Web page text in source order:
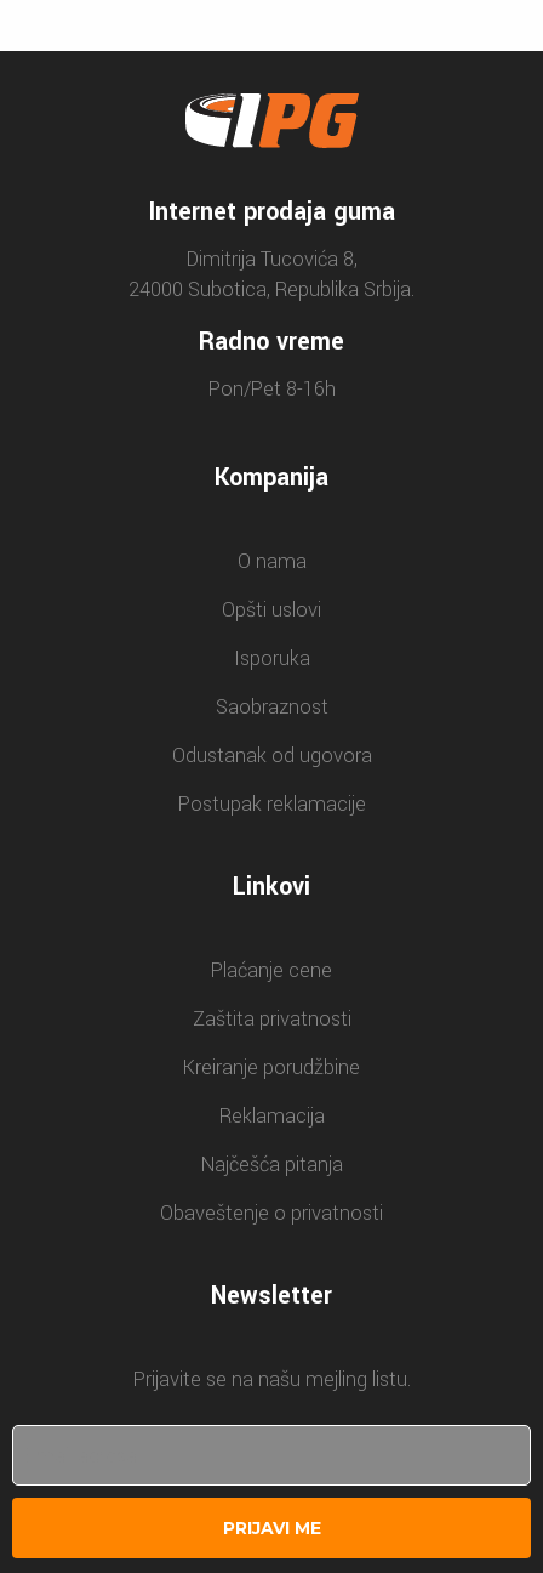
Internet prodaja guma
Dimitrija Tucovića 8,
24000 Subotica, Republika Srbija.
Radno vreme
Pon/Pet 8-16h
Kompanija
O nama
Opšti uslovi
Isporuka
Saobraznost
Odustanak od ugovora
Postupak reklamacije
Linkovi
Plaćanje cene
Zaštita privatnosti
Kreiranje porudžbine
Reklamacija
Najčešća pitanja
Obaveštenje o privatnosti
Newsletter
Prijavite se na našu mejling listu.
PRIJAVI ME